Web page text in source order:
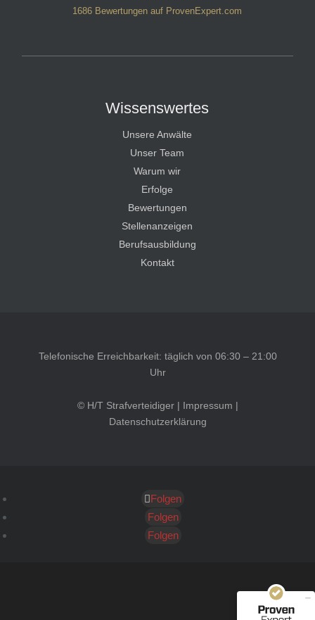
1686 Bewertungen auf ProvenExpert.com
Wissenswertes
Unsere Anwälte
Unser Team
Warum wir
Erfolge
Bewertungen
Stellenanzeigen
Berufsausbildung
Kontakt
Telefonische Erreichbarkeit: täglich von 06:30 – 21:00
Uhr
© H/T Strafverteidiger | Impressum |
Datenschutzerklärung
Folgen
Folgen
Folgen
Kundenbewertungen und Erfahrungen zu
SEHR GUT
40